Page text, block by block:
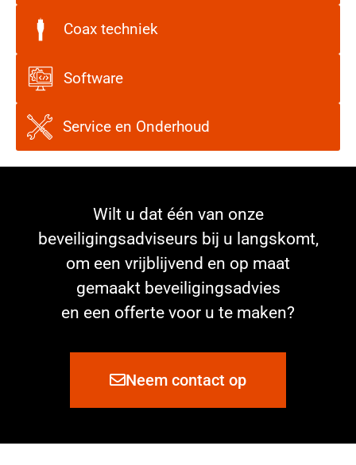
Coax techniek
Software
Service en Onderhoud
Wilt u dat één van onze
beveiligingsadviseurs bij u langskomt,
om een vrijblijvend en op maat
gemaakt beveiligingsadvies
en een offerte voor u te maken?
Neem contact op